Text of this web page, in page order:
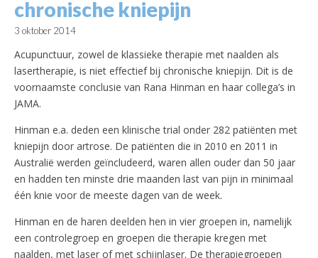
chronische kniepijn
3 oktober 2014
Acupunctuur, zowel de klassieke therapie met naalden als
lasertherapie, is niet effectief bij chronische kniepijn. Dit is de
voornaamste conclusie van Rana Hinman en haar collega’s in
JAMA.
Hinman e.a. deden een klinische trial onder 282 patiënten met
kniepijn door artrose. De patiënten die in 2010 en 2011 in
Australië werden geïncludeerd, waren allen ouder dan 50 jaar
en hadden ten minste drie maanden last van pijn in minimaal
één knie voor de meeste dagen van de week.
Hinman en de haren deelden hen in vier groepen in, namelijk
een controlegroep en groepen die therapie kregen met
naalden, met laser of met schijnlaser. De therapiegroepen